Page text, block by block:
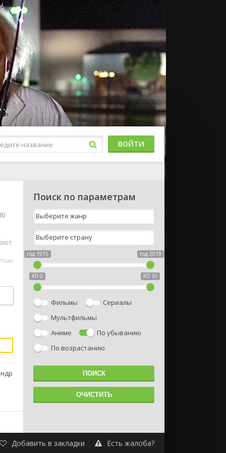
ВОЙТИ
Поиск по параметрам
год 1915 год 2019
КП 0 КП 10
Фильмы
Сериалы
Мультфильмы
Аниме
По убыванию
По возрастанию
Добавить в закладки Есть жалоба?